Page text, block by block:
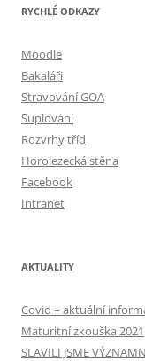
RYCHLÉ ODKAZY
Moodle
Bakaláři
Stravování GOA
Suplování
Rozvrhy tříd
Horolezecká stěna
Facebook
Intranet
AKTUALITY
Covid – aktuální
Maturitní zkouška 2021
SLAVILI JSME